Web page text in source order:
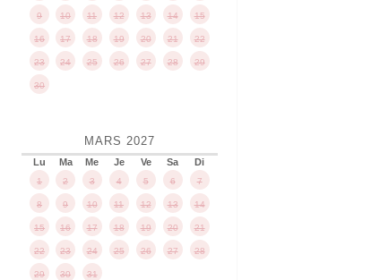
9 10 11 12 13 14 15
16 17 18 19 20 21 22
23 24 25 26 27 28 29
30
MARS 2027
Lu Ma Me Je Ve Sa Di
1 2 3 4 5 6 7
8 9 10 11 12 13 14
15 16 17 18 19 20 21
22 23 24 25 26 27 28
29 30 31